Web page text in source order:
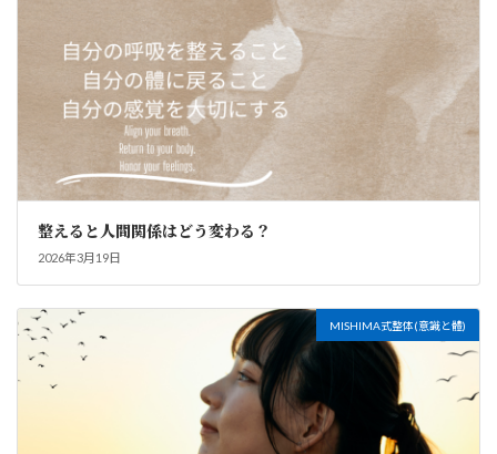
整えると人間関係はどう変わる？
2026年3月19日
MISHIMA式整体(意識と體)